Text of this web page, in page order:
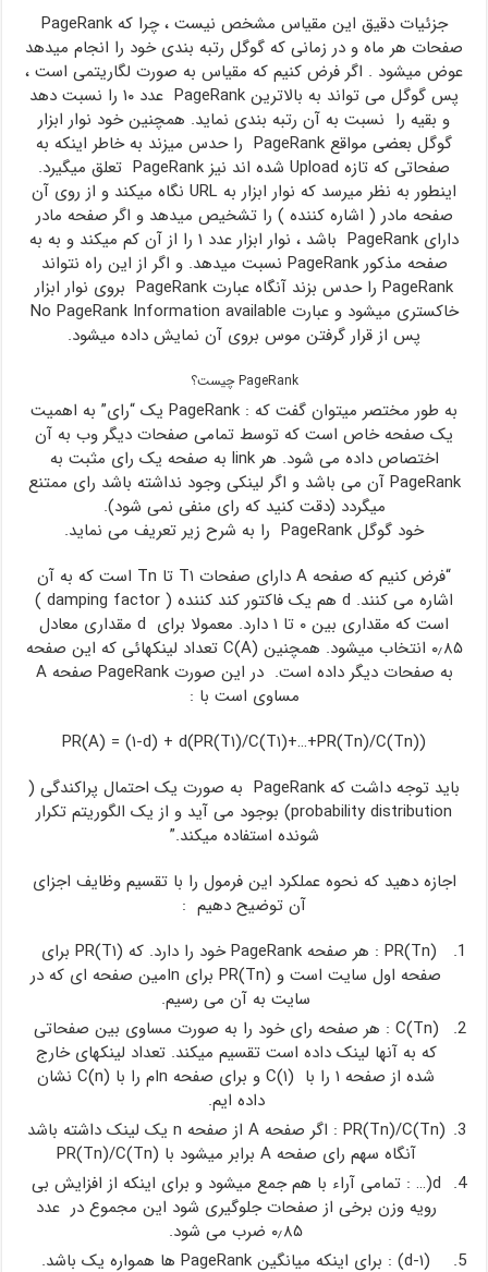
جزئیات دقیق این مقیاس مشخص نیست ، چرا که PageRank
صفحات هر ماه و در زمانی که گوگل رتبه بندی خود را انجام میدهد
عوض میشود . اگر فرض کنیم که مقیاس به صورت لگاریتمی است ،
پس گوگل می تواند به بالاترین PageRank عدد ۱۰ را نسبت دهد
و بقیه را نسبت به آن رتبه بندی نماید. همچنین خود نوار ابزار
گوگل بعضی مواقع PageRank را حدس میزند به خاطر اینکه به
صفحاتی که تازه Upload شده اند نیز PageRank تعلق میگیرد.
اینطور به نظر میرسد که نوار ابزار به URL نگاه میکند و از روی آن
صفحه مادر ( اشاره کننده ) را تشخیص میدهد و اگر صفحه مادر
دارای PageRank باشد ، نوار ابزار عدد ۱ را از آن کم میکند و به به
صفحه مذکور PageRank نسبت میدهد. و اگر از این راه نتواند
PageRank را حدس بزند آنگاه عبارت PageRank بروی نوار ابزار
خاکستری میشود و عبارت No PageRank Information available
پس از قرار گرفتن موس بروی آن نمایش داده میشود.
PageRank چیست؟
به طور مختصر میتوان گفت که : PageRank یک “رای” به اهمیت
یک صفحه خاص است که توسط تمامی صفحات دیگر وب به آن
اختصاص داده می شود. هر link به صفحه یک رای مثبت به
PageRank آن می باشد و اگر لینکی وجود نداشته باشد رای ممتنع
میگردد (دقت کنید که رای منفی نمی شود).
خود گوگل PageRank را به شرح زیر تعریف می نماید.
“فرض کنیم که صفحه A دارای صفحات T۱ تا Tn است که به آن
اشاره می کنند. d هم یک فاکتور کند کننده ( damping factor )
است که مقداری بین ۰ تا ۱ دارد. معمولا برای d مقداری معادل
۰٫۸۵ انتخاب میشود. همچنین C(A) تعداد لینکهائی که این صفحه
به صفحات دیگر داده است. در این صورت PageRank صفحه A
مساوی است با :
PR(A) = (۱-d) + d(PR(T۱)/C(T۱)+…+PR(Tn)/C(Tn))
باید توجه داشت که PageRank به صورت یک احتمال پراکندگی (
probability distribution) بوجود می آید و از یک الگوریتم تکرار
شونده استفاده میکند.”
اجازه دهید که نحوه عملکرد این فرمول را با تقسیم وظایف اجزای
آن توضیح دهیم :
PR(Tn) : هر صفحه PageRank خود را دارد. که PR(T۱) برای
صفحه اول سایت است و PR(Tn) برای nامین صفحه ای که در
سایت به آن می رسیم.
C(Tn) : هر صفحه رای خود را به صورت مساوی بین صفحاتی
که به آنها لینک داده است تقسیم میکند. تعداد لینکهای خارج
شده از صفحه ۱ را با C(۱) و برای صفحه nام را با C(n) نشان
داده ایم.
PR(Tn)/C(Tn) : اگر صفحه A‌ از صفحه n یک لینک داشته باشد
آنگاه سهم رای صفحه A برابر میشود با PR(Tn)/C(Tn)
d(… : تمامی آراء با هم جمع میشود و برای اینکه از افزایش بی
رویه وزن برخی از صفحات جلوگیری شود این مجموع در عدد
۰٫۸۵ ضرب می شود.
(۱-d) : برای اینکه میانگین PageRank ها همواره یک باشد.